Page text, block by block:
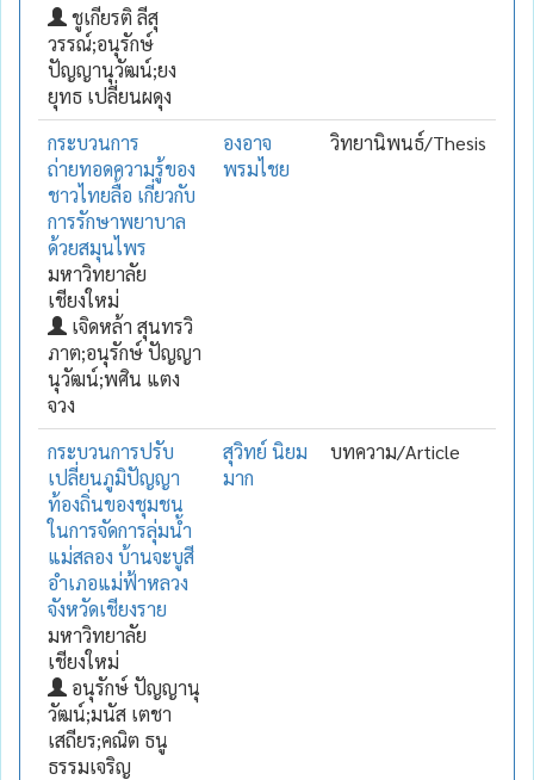
ชูเกียรติ ลีสุ
วรรณ์;อนุรักษ์
ปัญญานุวัฒน์;ยง
ยุทธ เปลี่ยนผดุง
กระบวนการ
ถ่ายทอดความรู้ของ
ชาวไทยลื้อ เกี่ยวกับ
การรักษาพยาบาล
ด้วยสมุนไพร
มหาวิทยาลัย
เชียงใหม่
เจิดหล้า สุนทรวิ
ภาต;อนุรักษ์ ปัญญา
นุวัฒน์;พศิน แตง
จวง
องอาจ
พรมไชย
วิทยานิพนธ์/Thesis
กระบวนการปรับ
เปลี่ยนภูมิปัญญา
ท้องถิ่นของชุมชน
ในการจัดการลุ่มน้ำ
แม่สลอง บ้านจะบูสี
อำเภอแม่ฟ้าหลวง
จังหวัดเชียงราย
มหาวิทยาลัย
เชียงใหม่
อนุรักษ์ ปัญญานุ
วัฒน์;มนัส เตชา
เสถียร;คณิต ธนู
ธรรมเจริญ
สุวิทย์ นิยม
มาก
บทความ/Article